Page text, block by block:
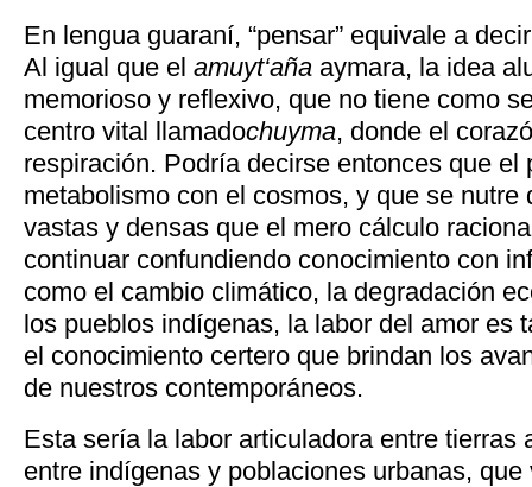
En lengua guaraní, “pensar” equivale a
Al igual que el amuyt‘aña aymara, la idea
memorioso y reflexivo, que no tiene como
centro vital llamadochuyma, donde el
respiración. Podría decirse entonces que el
metabolismo con el cosmos, y que se nutre
vastas y densas que el mero cálculo
continuar confundiendo conocimiento con
como el cambio climático, la degradación
los pueblos indígenas, la labor del amor es
el conocimiento certero que brindan los
de nuestros contemporáneos.
Esta sería la labor articuladora entre tierras
entre indígenas y poblaciones urbanas,